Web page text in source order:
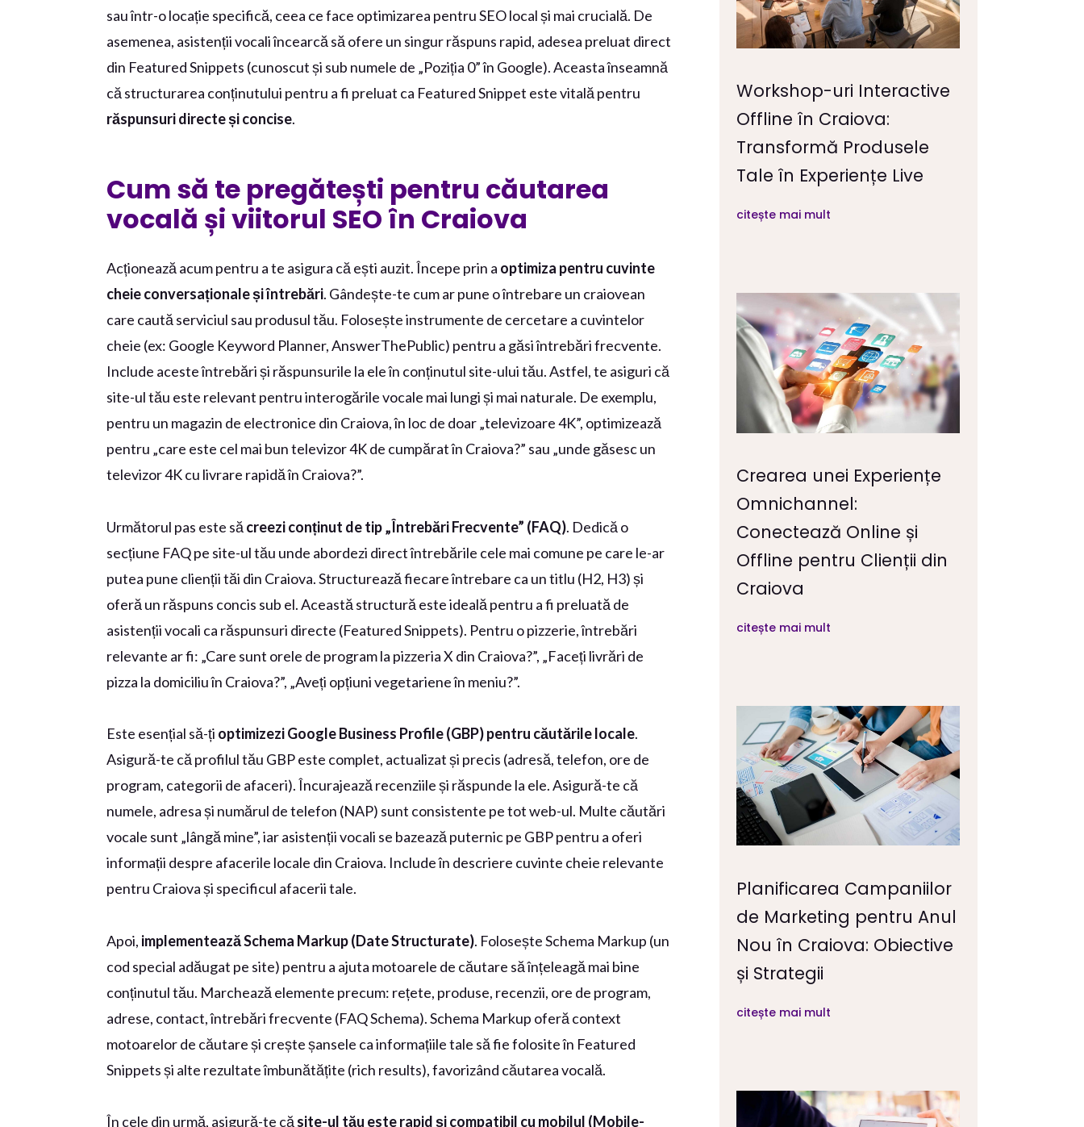
sau într-o locație specifică, ceea ce face optimizarea pentru SEO local și mai crucială. De
asemenea, asistenții vocali încearcă să ofere un singur răspuns rapid, adesea preluat direct
din Featured Snippets (cunoscut și sub numele de „Poziția 0” în Google). Aceasta înseamnă
că structurarea conținutului pentru a fi preluat ca Featured Snippet este vitală pentru
răspunsuri directe și concise.
Cum să te pregătești pentru căutarea
vocală și viitorul SEO în Craiova
Acționează acum pentru a te asigura că ești auzit. Începe prin a optimiza pentru cuvinte
cheie conversaționale și întrebări. Gândește-te cum ar pune o întrebare un craiovean
care caută serviciul sau produsul tău. Folosește instrumente de cercetare a cuvintelor
cheie (ex: Google Keyword Planner, AnswerThePublic) pentru a găsi întrebări frecvente.
Include aceste întrebări și răspunsurile la ele în conținutul site-ului tău. Astfel, te asiguri că
site-ul tău este relevant pentru interogările vocale mai lungi și mai naturale. De exemplu,
pentru un magazin de electronice din Craiova, în loc de doar „televizoare 4K”, optimizează
pentru „care este cel mai bun televizor 4K de cumpărat în Craiova?” sau „unde găsesc un
televizor 4K cu livrare rapidă în Craiova?”.
Următorul pas este săcreezi conținut de tip „Întrebări Frecvente” (FAQ). Dedică o
secțiune FAQ pe site-ul tău unde abordezi direct întrebările cele mai comune pe care le-ar
putea pune clienții tăi din Craiova. Structurează fiecare întrebare ca un titlu (H2, H3) și
oferă un răspuns concis sub el. Această structură este ideală pentru a fi preluată de
asistenții vocali ca răspunsuri directe (Featured Snippets). Pentru o pizzerie, întrebări
relevante ar fi: „Care sunt orele de program la pizzeria X din Craiova?”, „Faceți livrări de
pizza la domiciliu în Craiova?”, „Aveți opțiuni vegetariene în meniu?”.
Este esențial să-ți optimizezi Google Business Profile (GBP) pentru căutările locale.
Asigură-te că profilul tău GBP este complet, actualizat și precis (adresă, telefon, ore de
program, categorii de afaceri). Încurajează recenziile și răspunde la ele. Asigură-te că
numele, adresa și numărul de telefon (NAP) sunt consistente pe tot web-ul. Multe căutări
vocale sunt „lângă mine”, iar asistenții vocali se bazează puternic pe GBP pentru a oferi
informații despre afacerile locale din Craiova. Include în descriere cuvinte cheie relevante
pentru Craiova și specificul afacerii tale.
Apoi, implementează Schema Markup (Date Structurate). Folosește Schema Markup (un
cod special adăugat pe site) pentru a ajuta motoarele de căutare să înțeleagă mai bine
conținutul tău. Marchează elemente precum: rețete, produse, recenzii, ore de program,
adrese, contact, întrebări frecvente (FAQ Schema). Schema Markup oferă context
motoarelor de căutare și crește șansele ca informațiile tale să fie folosite în Featured
Snippets și alte rezultate îmbunătățite (rich results), favorizând căutarea vocală.
În cele din urmă, asigură-te căsite-ul tău este rapid și compatibil cu mobilul (Mobile-
Workshop-uri Interactive
Offline în Craiova:
Transformă Produsele
Tale în Experiențe Live
citește mai mult
Crearea unei Experiențe
Omnichannel:
Conectează Online și
Offline pentru Clienții din
Craiova
citește mai mult
Planificarea Campaniilor
de Marketing pentru Anul
Nou în Craiova: Obiective
și Strategii
citește mai mult